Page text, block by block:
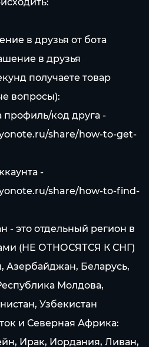
в друзья от бота
в друзья
получаете товар
вопросы):
профиль/код друга -
share/how-to-get-
-
share/how-to-find-
- это отдельный регион в
(НЕ ОТНОСЯТСЯ К СНГ)
Азербайджан, Беларусь,
Молдова,
Узбекистан
и Северная Африка:
Ирак, Иордания, Ливан,